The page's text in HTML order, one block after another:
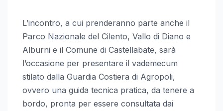
L’incontro, a cui prenderanno parte anche il
Parco Nazionale del Cilento, Vallo di Diano e
Alburni e il Comune di Castellabate, sarà
l’occasione per presentare il vademecum
stilato dalla Guardia Costiera di Agropoli,
ovvero una guida tecnica pratica, da tenere a
bordo, pronta per essere consultata dai